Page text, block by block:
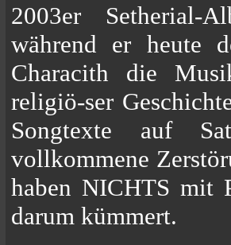
2003er Setherial-
während er heute
Characith die
religiö-ser
Songtexte auf
vollkommene
haben NICHTS
darum kümmert.